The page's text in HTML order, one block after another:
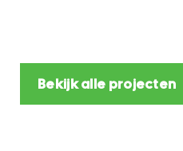
Bekijk alle projecten